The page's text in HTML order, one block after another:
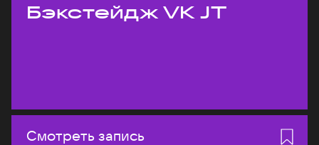
Бэкстейдж VK JT
Смотреть запись